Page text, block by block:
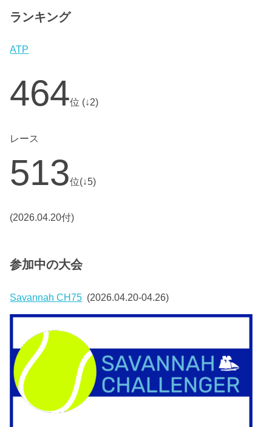
ランキング
ATP
464位 (↓2)
レース
513位(↓5)
(2026.04.20付)
参加中の大会
Savannah CH75 (2026.04.20-04.26)